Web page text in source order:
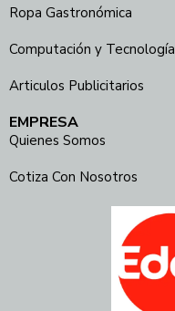
Ropa Gastronómica
Computación y Tecnología
Articulos Publicitarios
EMPRESA
Quienes Somos
Cotiza Con Nosotros